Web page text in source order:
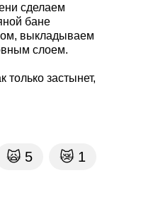
сделаем
бане
выкладываем
слоем.
застынет,
🙀 5 😿 1